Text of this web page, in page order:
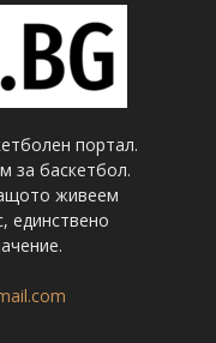
портал.
за баскетбол.
живеем
единствено